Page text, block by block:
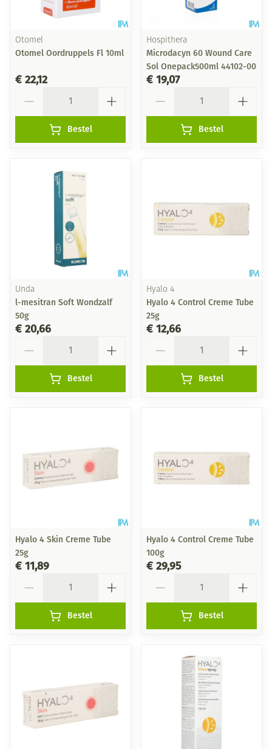
Otomel
Otomel Oordruppels Fl 10ml
€ 22,12
Bestel
Hospithera
Microdacyn 60 Wound Care
Sol Onepack500ml 44102-00
€ 19,07
Bestel
Unda
l-mesitran Soft Wondzalf
50g
€ 20,66
Bestel
Hyalo 4
Hyalo 4 Control Creme Tube
25g
€ 12,66
Bestel
Hyalo 4 Skin Creme Tube
25g
€ 11,89
Bestel
Hyalo 4 Control Creme Tube
100g
€ 29,95
Bestel